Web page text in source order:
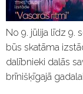
No 9. jūlija līdz 9.
būs skatāma
dalībnieki dalās
brīnišķīgajā